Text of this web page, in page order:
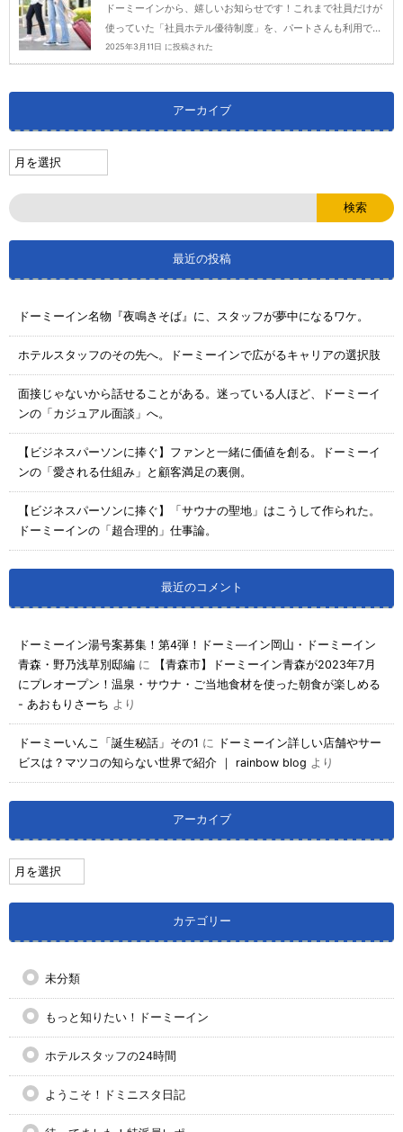
ドーミーインから、嬉しいお知らせです！これまで社員だけが
使っていた「社員ホテル優待制度」を、パートさんも利用で...
2025年3月11日 に投稿された
アーカイブ
最近の投稿
ドーミーイン名物『夜鳴きそば』に、スタッフが夢中になるワケ。
ホテルスタッフのその先へ。ドーミーインで広がるキャリアの選択肢
面接じゃないから話せることがある。迷っている人ほど、ドーミーイ
ンの「カジュアル面談」へ。
【ビジネスパーソンに捧ぐ】ファンと一緒に価値を創る。ドーミーイ
ンの「愛される仕組み」と顧客満足の裏側。
【ビジネスパーソンに捧ぐ】「サウナの聖地」はこうして作られた。
ドーミーインの「超合理的」仕事論。
最近のコメント
ドーミーイン湯号案募集！第4弾！ドーミ―イン岡山・ドーミーイン
青森・野乃浅草別邸編 に
【青森市】ドーミーイン青森が2023年7月
にプレオープン！温泉・サウナ・ご当地食材を使った朝食が楽しめる
- あおもりさーち より
ドーミーいんこ「誕生秘話」その1 に
ドーミーイン詳しい店舗やサー
ビスは？マツコの知らない世界で紹介 ｜ rainbow blog より
アーカイブ
カテゴリー
未分類
もっと知りたい！ドーミーイン
ホテルスタッフの24時間
ようこそ！ドミニスタ日記